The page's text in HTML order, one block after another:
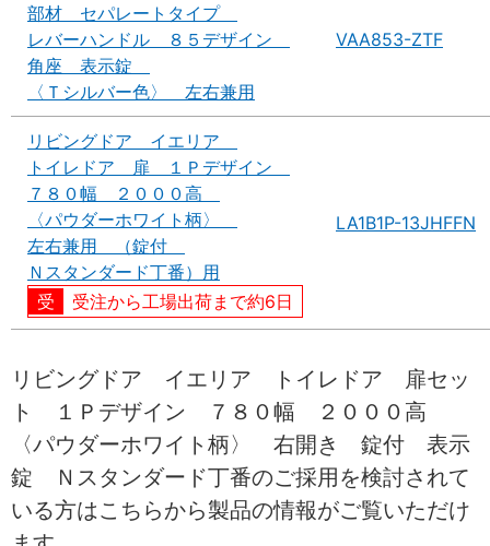
部材 セパレートタイプ
レバーハンドル ８５デザイン
角座 表示錠
〈Ｔシルバー色〉 左右兼用
VAA853-ZTF
リビングドア イエリア
トイレドア 扉 １Ｐデザイン
７８０幅 ２０００高
〈パウダーホワイト柄〉
左右兼用 （錠付
Ｎスタンダード丁番）用
受注から工場出荷まで約6日
LA1B1P-13JHFFN
リビングドア イエリア トイレドア 扉セッ
ト １Ｐデザイン ７８０幅 ２０００高
〈パウダーホワイト柄〉 右開き 錠付 表示
錠 Ｎスタンダード丁番のご採用を検討されて
いる方はこちらから製品の情報がご覧いただけ